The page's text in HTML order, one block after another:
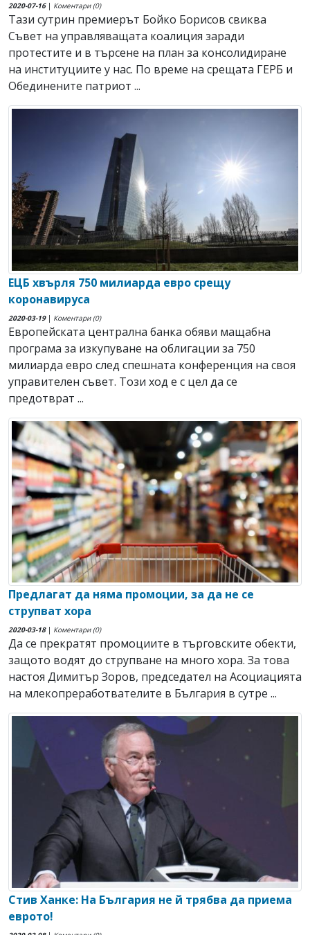
2020-07-16| Коментари (0)
Тази сутрин премиерът Бойко Борисов свиква
Съвет на управляващата коалиция заради
протестите и в търсене на план за консолидиране
на институциите у нас. По време на срещата ГЕРБ и
Обединените патриот ...
ЕЦБ хвърля 750 милиарда евро срещу
коронавируса
2020-03-19| Коментари (0)
Европейската централна банка обяви мащабна
програма за изкупуване на облигации за 750
милиарда евро след спешната конференция на своя
управителен съвет. Този ход е с цел да се
предотврат ...
Предлагат да няма промоции, за да не се
струпват хора
2020-03-18| Коментари (0)
Да се прекратят промоциите в търговските обекти,
защото водят до струпване на много хора. За това
настоя Димитър Зоров, председател на Асоциацията
на млекопреработвателите в България в сутре ...
Стив Ханке: На България не й трябва да приема
еврото!